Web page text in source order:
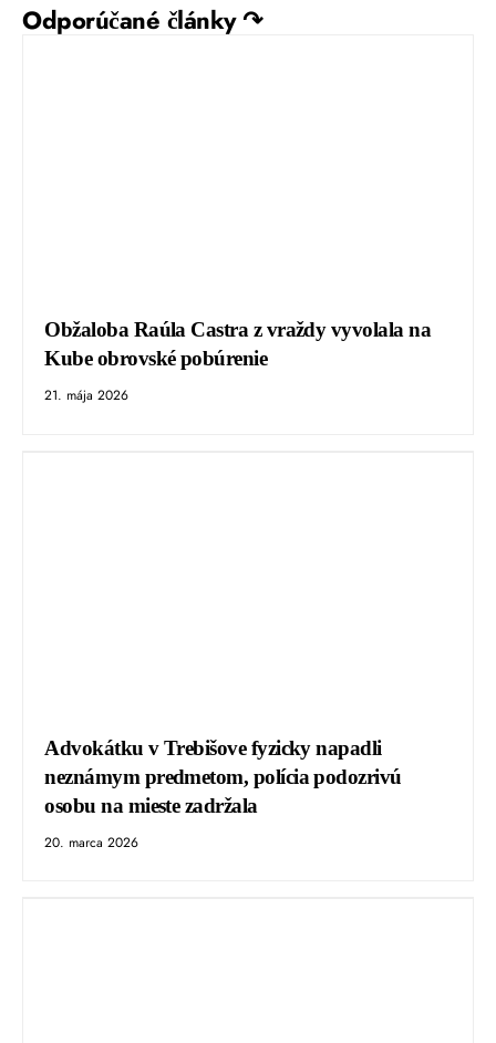
Odporúčané články ↷
Obžaloba Raúla Castra z vraždy vyvolala na
Kube obrovské pobúrenie
21. mája 2026
Advokátku v Trebišove fyzicky napadli
neznámym predmetom, polícia podozrivú
osobu na mieste zadržala
20. marca 2026